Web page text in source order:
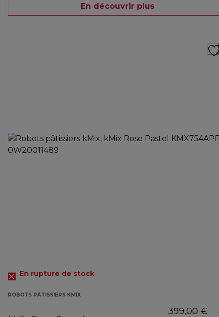
En découvrir plus
En rupture de stock
ROBOTS PÂTISSIERS KMIX
399,00 €